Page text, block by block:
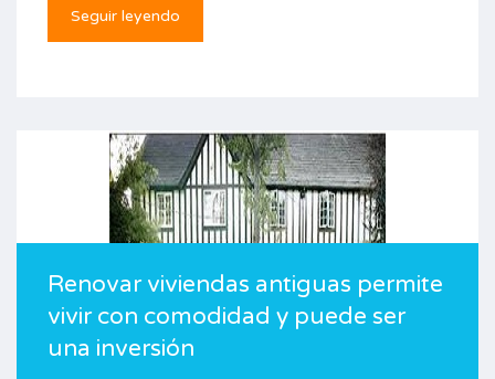
Seguir leyendo
Renovar viviendas antiguas permite
vivir con comodidad y puede ser
una inversión